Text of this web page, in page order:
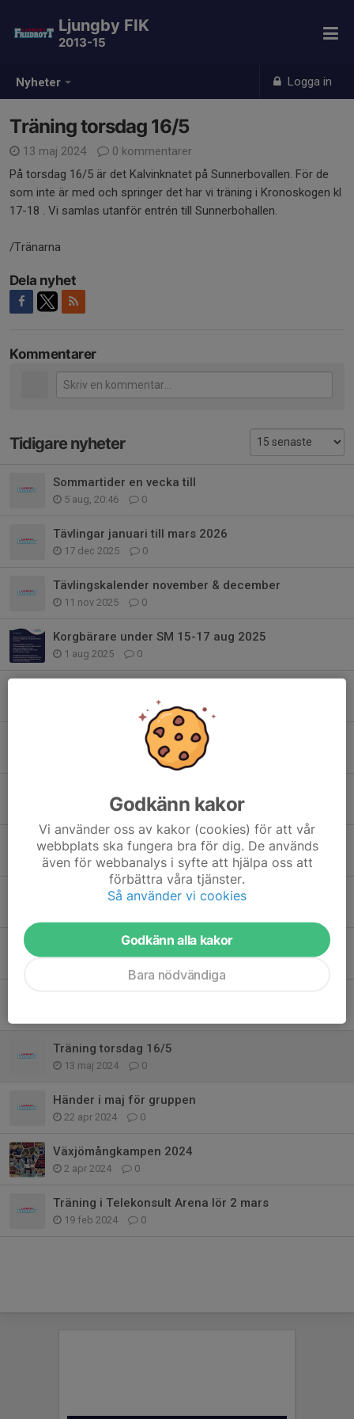
Nyheter Logga in
Ljungby FIK
2013-15
Träning torsdag 16/5
13 maj 2024
0 kommentarer
På torsdag 16/5 är det Kalvinknatet på Sunnerbovallen. För de
som inte är med och springer det har vi träning i Kronoskogen kl
17-18 . Vi samlas utanför entrén till Sunnerbohallen.
/Tränarna
Dela nyhet
Kommentarer
Tidigare nyheter
Sommartider en vecka till
5 aug, 20:46 0
Tävlingar januari till mars 2026
17 dec 2025 0
Tävlingskalender november & december
11 nov 2025 0
Korgbärare under SM 15-17 aug 2025
1 aug 2025 0
Träning under sommaren
27 dec 2024 0
Julavslutning
19 dec 2024 2
Final lag-UDM 7 september
Träning ikväll 8/8
Träning torsdag 16/5
13 maj 2024 0
Händer i maj för gruppen
22 apr 2024 0
Växjömångkampen 2024
2 apr 2024 0
Träning i Telekonsult Arena lör 2 mars
19 feb 2024 0
Godkänn kakor
Vi använder oss av kakor (cookies) för att vår
webbplats ska fungera bra för dig. De används
även för webbanalys i syfte att hjälpa oss att
förbättra våra tjänster.
Så använder vi cookies
Godkänn alla kakor
Bara nödvändiga